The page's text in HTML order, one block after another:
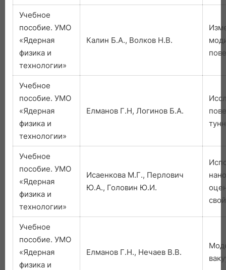
Учебное
пособие. УМО
«Ядерная
физика и
технологии»
Калин Б.А., Волков Н.В.
Учебное
пособие. УМО
«Ядерная
физика и
технологии»
Елманов Г.Н, Логинов Б.А.
Учебное
пособие. УМО
«Ядерная
физика и
технологии»
Исаенкова М.Г., Перлович
Ю.А., Головин Ю.И.
Учебное
пособие. УМО
«Ядерная
физика и
Елманов Г.Н., Нечаев В.В.